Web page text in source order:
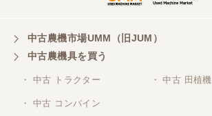
中古農機市場UMM（旧JUM）
中古農機具を買う
・ 中古 トラクター ・ 中古 田植機
・ 中古 コンバイン